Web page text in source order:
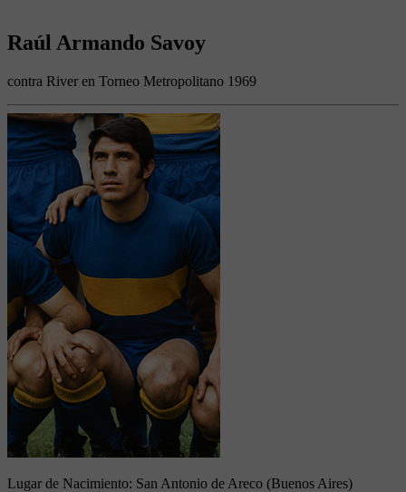
Raúl Armando Savoy
contra River en Torneo Metropolitano 1969
Lugar de Nacimiento: San Antonio de Areco (Buenos Aires)